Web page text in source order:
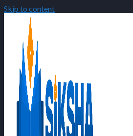
Skip to content